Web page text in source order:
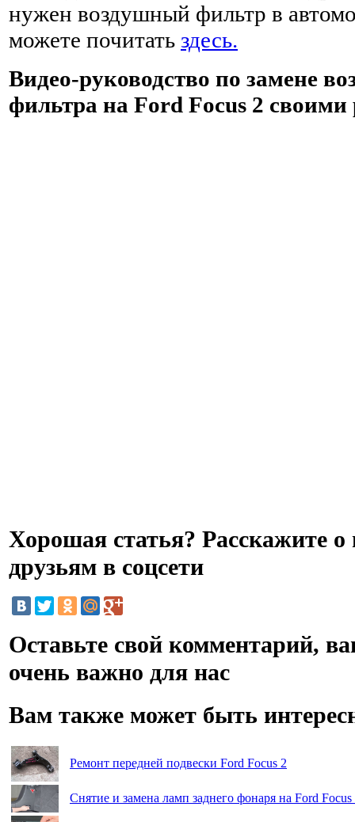
нужен воздушный фильтр в
можете почитать здесь.
Видео-руководство по замене
фильтра на Ford Focus 2
Хорошая статья? Расскажите о
друзьям в соцсети
Оставьте свой комментарий,
очень важно для нас
Вам также может быть
Ремонт передней подвески Ford Focus 2
Снятие и замена ламп заднего фонаря на Ford Focus